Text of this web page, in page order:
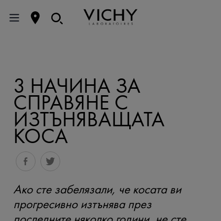
3 НАЧИНА ЗА
СПРАВЯНЕ С
ИЗТЪНЯВАЩАТА
КОСА
Ако сте забелязали, че косата ви
прогресивно изтънява през